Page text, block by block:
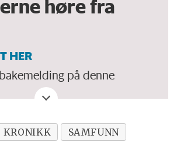
høre fra
HER
på denne
spørsmål, ros eller kritikk
KRONIKK SAMFUNN